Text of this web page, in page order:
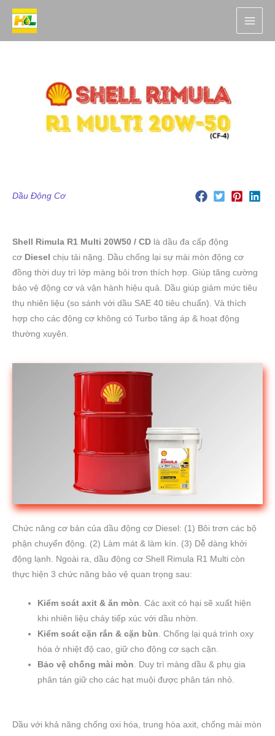
Nhảy
Dầu Động Cơ
Shell Rimula R1 Multi 20W50 / CD là dầu đa cấp động
cơ Diesel chịu tải nặng. Dầu chống lại sự mài mòn động cơ
đồng thời duy trì lớp màng bôi trơn thích hợp. Giúp tăng cường
bảo vệ động cơ và vận hành hiệu quả. Dầu giúp giảm mức tiêu
thụ nhiên liệu (so sánh với dầu SAE 40 tiêu chuẩn). Và thích
hợp cho các động cơ không có Turbo tăng áp & hoạt động
thường xuyên.
Chức năng cơ bản của dầu động cơ Diesel: (1) Bôi trơn các bộ
phận chuyển động. (2) Làm mát & làm kín. (3) Dễ dàng khởi
động lạnh. Ngoài ra, dầu động cơ Shell Rimula R1 Multi còn
thực hiện 3 chức năng bảo vệ quan trọng sau:
Kiểm soát axit & ăn mòn . Các axit có hại sẽ xuất hiện
khi nhiên liệu cháy tiếp xúc với dầu nhờn.
Kiểm soát cặn rắn & cặn bùn . Chống lại quá trình oxy
hóa ở nhiệt độ cao, giữ cho động cơ sạch cặn.
Bảo vệ chống mài mòn . Duy trì màng dầu & phụ gia
phân tán giữ cho các hạt muội được phân tán nhỏ.
Dầu với khả năng chống oxi hóa, trung hòa axit, chống mài mòn